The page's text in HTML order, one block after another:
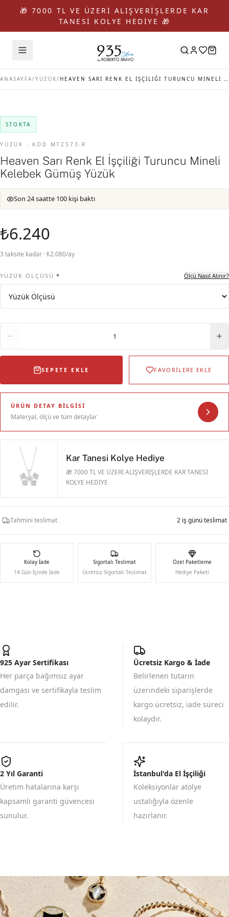
🎁 7000 TL VE ÜZERİ ALIŞVERİŞLERDE KAR
TANESİ KOLYE HEDİYE 🎁
ANASAYFA/YÜZÜK/ HEAVEN SARI RENK EL İŞÇILIĞI TURUNCU MINELI KELEBEK GÜMÜŞ YÜZÜK
STOKTA
YÜZÜK · KOD MT2573-R
Heaven Sarı Renk El İşçiliği Turuncu Mineli
Kelebek Gümüş Yüzük
Son 24 saatte 100 kişi baktı
₺6.240
3 taksite kadar · ₺2.080/ay
YÜZÜK ÖLÇÜSÜ * Ölçü Nasıl Alınır?
1
SEPETE EKLE FAVORİLERE EKLE
ÜRÜN DETAY BILGISI
Materyal, ölçü ve tüm detaylar
Kar Tanesi Kolye Hediye
🎁 7000 TL VE ÜZERİ ALIŞVERİŞLERDE KAR TANESİ
KOLYE HEDİYE
Tahmini teslimat 2 iş günü teslimat
Kolay İade
14 Gün İçinde İade
Sigortalı Teslimat
Ücretsiz Sigortalı Teslimat
Özel Paketleme
Hediye Paketi
925 Ayar Sertifikası
Her parça bağımsız ayar
damgası ve sertifikayla teslim
edilir.
Ücretsiz Kargo & İade
Belirlenen tutarın
üzerindeki siparişlerde
kargo ücretsiz, iade süreci
kolaydır.
2 Yıl Garanti
Üretim hatalarına karşı
kapsamlı garanti güvencesi
sunulur.
İstanbul'da El İşçiliği
Koleksiyonlar atölye
ustalığıyla özenle
hazırlanır.